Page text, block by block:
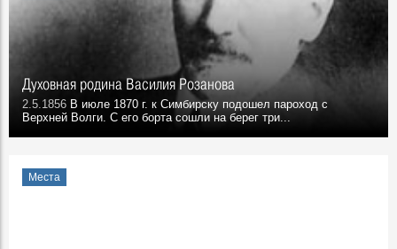
Духовная родина Василия Розанова
2.5.1856 В июле 1870 г. к Симбирску подошел пароход с
Верхней Волги. С его борта сошли на берег три...
Места